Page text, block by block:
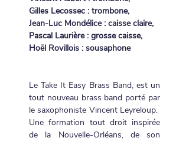
Gilles Lecossec : trombone,
Jean-Luc Mondélice : caisse claire,
Pascal Laurière : grosse caisse,
Hoël Rovillois : sousaphone
Le Take It Easy Brass Band, est un
tout nouveau brass band porté par
le saxophoniste Vincent Leyreloup.
Une formation tout droit inspirée
de la Nouvelle-Orléans, de son